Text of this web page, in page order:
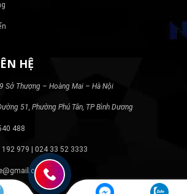
HỆ
Sở Thượng – Hoàng Mai – Hà Nội
51, Phường Phú Tân, TP Bình Dương
488
192 979 | 024 33 52 3333